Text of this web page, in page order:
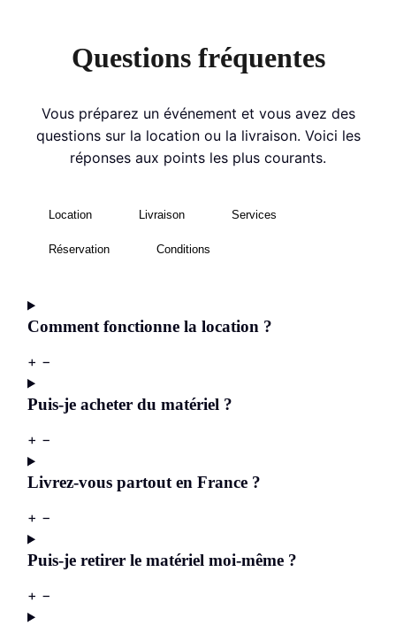
Questions fréquentes
Vous préparez un événement et vous avez des
questions sur la location ou la livraison. Voici les
réponses aux points les plus courants.
Location Livraison Services
Réservation Conditions
Comment fonctionne la location ?
+ −
Puis-je acheter du matériel ?
+ −
Livrez-vous partout en France ?
+ −
Puis-je retirer le matériel moi-même ?
+ −